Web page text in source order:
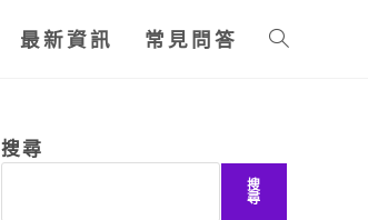
最新資訊 常見問答
搜尋
搜
尋